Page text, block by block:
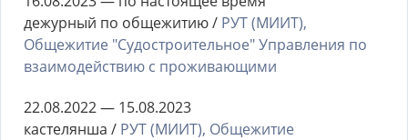
дежурный по общежитию / РУТ (МИИТ),
Общежитие "Судостроительное" Управления по
взаимодействию с проживающими
22.08.2022 — 15.08.2023
кастелянша / РУТ (МИИТ), Общежитие